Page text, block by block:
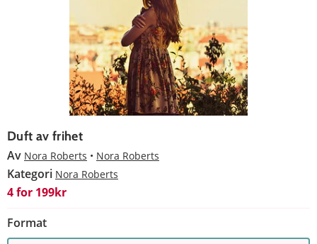
Duft av frihet
Av Nora Roberts Nora Roberts
Kategori Nora Roberts
4 for 199kr
Format